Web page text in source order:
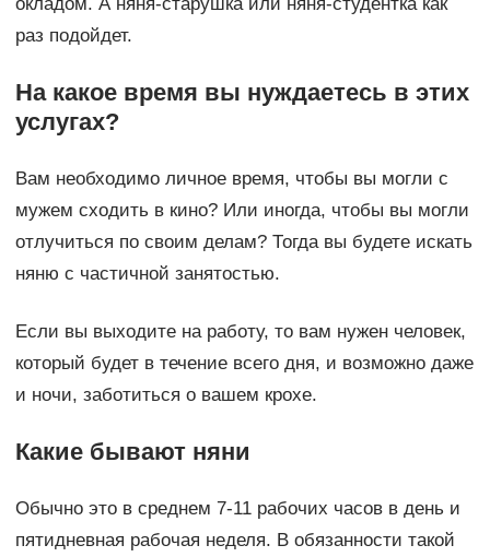
окладом. А няня-старушка или няня-студентка как
раз подойдет.
На какое время вы нуждаетесь в этих
услугах?
Вам необходимо личное время, чтобы вы могли с
мужем сходить в кино? Или иногда, чтобы вы могли
отлучиться по своим делам? Тогда вы будете искать
няню с частичной занятостью.
Если вы выходите на работу, то вам нужен человек,
который будет в течение всего дня, и возможно даже
и ночи, заботиться о вашем крохе.
Какие бывают няни
Обычно это в среднем 7-11 рабочих часов в день и
пятидневная рабочая неделя. В обязанности такой